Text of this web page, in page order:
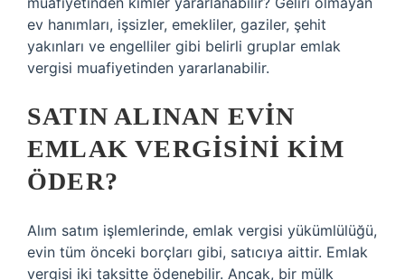
ev hanımları, işsizler, emekliler, gaziler, şehit
yakınları ve engelliler gibi belirli gruplar emlak
vergisi muafiyetinden yararlanabilir.
SATIN ALINAN EVIN
EMLAK VERGISINI KIM
ÖDER?
Alım satım işlemlerinde, emlak vergisi yükümlülüğü,
evin tüm önceki borçları gibi, satıcıya aittir. Emlak
vergisi iki taksitte ödenebilir. Ancak, bir mülk